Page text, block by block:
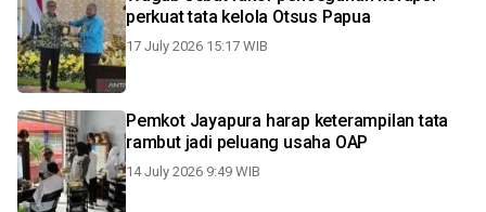
perkuat tata kelola Otsus Papua
17 July 2026 15:17 WIB
Pemkot Jayapura harap keterampilan tata
rambut jadi peluang usaha OAP
14 July 2026 9:49 WIB